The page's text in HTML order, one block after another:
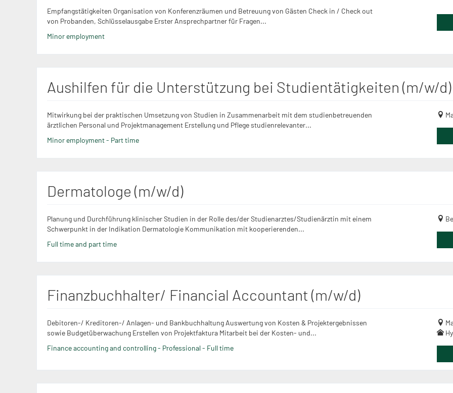
Empfangstätigkeiten Organisation von Konferenzräumen und Betreuung von Gästen Check in / Check out
von Probanden, Schlüsselausgabe Erster Ansprechpartner für Fragen...
Minor employment
Aushilfen für die Unterstützung bei Studientätigkeiten (m/w/d)
Mitwirkung bei der praktischen Umsetzung von Studien in Zusammenarbeit mit dem studienbetreuenden
ärztlichen Personal und Projektmanagement Erstellung und Pflege studienrelevanter...
Minor employment - Part time
Dermatologe (m/w/d)
Planung und Durchführung klinischer Studien in der Rolle des/der Studienarztes/Studienärztin mit einem
Schwerpunkt in der Indikation Dermatologie Kommunikation mit kooperierenden...
Full time and part time
Finanzbuchhalter/ Financial Accountant (m/w/d)
Debitoren-/ Kreditoren-/ Anlagen- und Bankbuchhaltung Auswertung von Kosten & Projektergebnissen
sowie Budgetüberwachung Erstellen von Projektfaktura Mitarbeit bei der Kosten- und...
Finance accounting and controlling - Professional - Full time